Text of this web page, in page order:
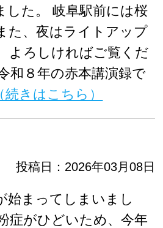
した。 岐阜駅前には桜
た、夜はライトアップ
よろしければご覧くだ
和８年の赤本講演録で
続きはこちら）
投稿日：2026年03月08日
始まってしまいまし
症がひどいため、今年